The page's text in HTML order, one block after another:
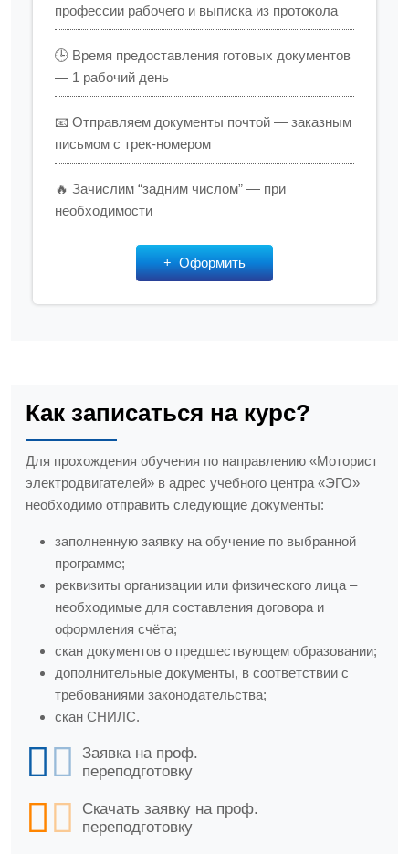
профессии рабочего и выписка из протокола
🕒 Время предоставления готовых документов
— 1 рабочий день
📧 Отправляем документы почтой — заказным
письмом с трек-номером
🔥 Зачислим “задним числом” — при
необходимости
Оформить
Как записаться на курс?
Для прохождения обучения по направлению «Моторист
электродвигателей» в адрес учебного центра «ЭГО»
необходимо отправить следующие документы:
заполненную заявку на обучение по выбранной
программе;
реквизиты организации или физического лица –
необходимые для составления договора и
оформления счёта;
скан документов о предшествующем образовании;
дополнительные документы, в соответствии с
требованиями законодательства;
скан СНИЛС.
Заявка на проф.
переподготовку
Скачать заявку на проф.
переподготовку